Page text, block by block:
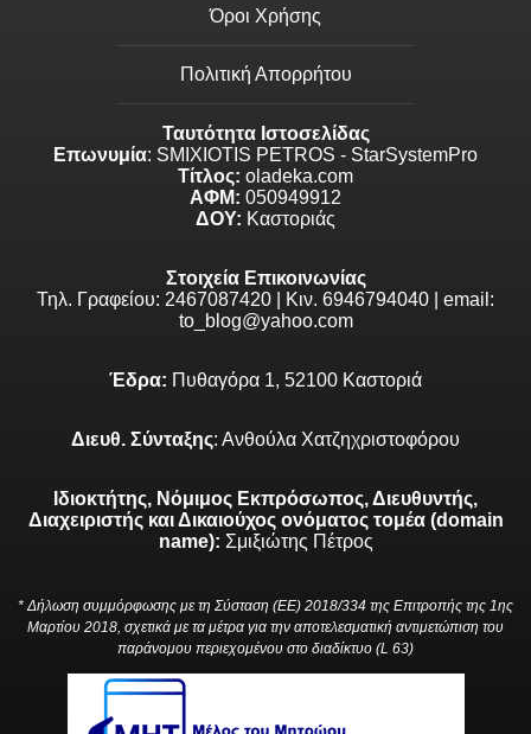
Όροι Χρήσης
Πολιτική Απορρήτου
Ταυτότητα Ιστοσελίδας
Επωνυμία: SMIXIOTIS PETROS - StarSystemPro
Τίτλος: oladeka.com
ΑΦΜ: 050949912
ΔΟΥ: Καστοριάς
Στοιχεία Επικοινωνίας
Τηλ. Γραφείου: 2467087420 | Κιν. 6946794040 | email:
to_blog@yahoo.com
Έδρα: Πυθαγόρα 1, 52100 Καστοριά
Διευθ. Σύνταξης: Ανθούλα Χατζηχριστοφόρου
Ιδιοκτήτης, Νόμιμος Εκπρόσωπος, Διευθυντής,
Διαχειριστής και Δικαιούχος ονόματος τομέα (domain
name): Σμιξιώτης Πέτρος
* Δήλωση συμμόρφωσης με τη Σύσταση (ΕΕ) 2018/334 της Επιτροπής της 1ης
Μαρτίου 2018, σχετικά με τα μέτρα για την αποτελεσματική αντιμετώπιση του
παράνομου περιεχομένου στο διαδίκτυο (L 63)